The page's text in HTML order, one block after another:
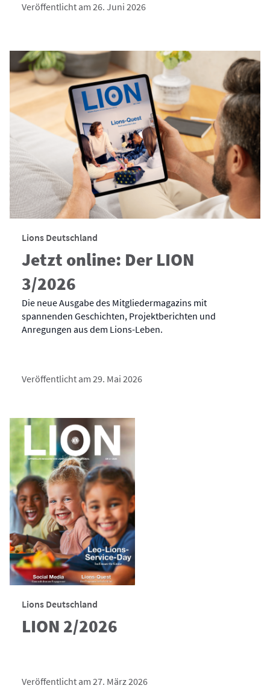
Veröffentlicht am 26. Juni 2026
Lions Deutschland
Jetzt online: Der LION
3/2026
Die neue Ausgabe des Mitgliedermagazins mit
spannenden Geschichten, Projektberichten und
Anregungen aus dem Lions-Leben.
Veröffentlicht am 29. Mai 2026
Lions Deutschland
LION 2/2026
Veröffentlicht am 27. März 2026